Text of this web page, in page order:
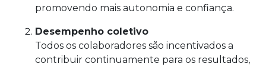
promovendo mais autonomia e confiança.
Desempenho coletivo
Todos os colaboradores são incentivados a
contribuir continuamente para os resultados,